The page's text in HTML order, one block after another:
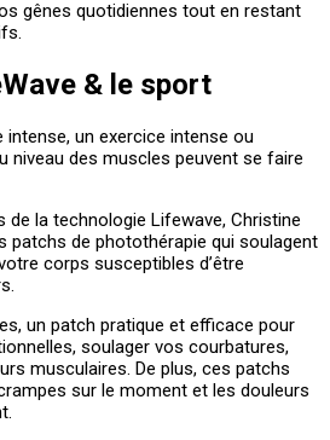
gênes quotidiennes tout en restant
& le sport
un exercice intense ou
niveau des muscles peuvent se faire
de la technologie Lifewave, Christine
patchs de photothérapie qui soulagent
corps susceptibles d’être
un patch pratique et efficace pour
soulager vos courbatures,
musculaires. De plus, ces patchs
sur le moment et les douleurs